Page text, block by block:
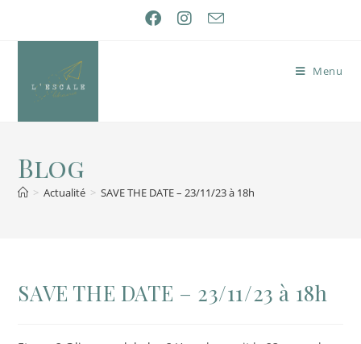
Menu
Blog
> Actualité > SAVE THE DATE – 23/11/23 à 18h
SAVE THE DATE – 23/11/23 à 18h